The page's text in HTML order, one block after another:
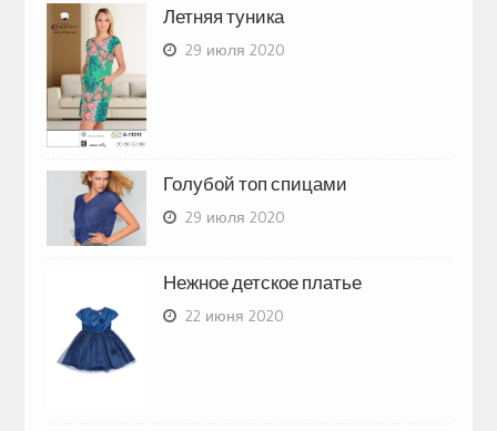
Летняя туника
29 июля 2020
Голубой топ спицами
29 июля 2020
Нежное детское платье
22 июня 2020